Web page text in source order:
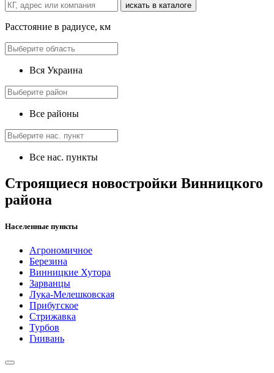
искать в каталоге
Расстояние в радиусе, км
Вся Украина
Все районы
Все нас. пункты
Строящиеся новостройки Винницкого
района
Населенные пункты
Агрономичное
Березина
Винницкие Хутора
Зарванцы
Лука-Мелешковская
Прибугское
Стрижавка
Турбов
Гнивань